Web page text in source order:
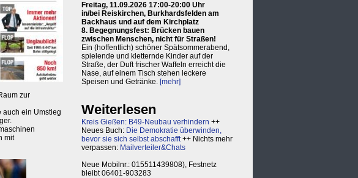
zur
auch ein Umstieg
mit
Freitag, 11.09.2026 17:00-20:00 Uhr
in/bei Reiskirchen, Burkhardsfelden am
Backhaus und auf dem Kirchplatz
8. Begegnungsfest: Brücken bauen
zwischen Menschen, nicht für Straßen!
Ein (hoffentlich) schöner Spätsommerabend,
spielende und kletternde Kinder auf der
Straße, der Duft frischer Waffeln erreicht die
Nase, auf einem Tisch stehen leckere
Speisen und Getränke. [mehr]
Weiterlesen
Kreis Gießen: B49-Neubau verhindern ++
Neues Buch: Die Demokratie überwinden,
bevor sie sich selbst abschafft++ Nichts mehr
verpassen: Mailverteiler&Chats
Neue Mobilnr.: 015511439808), Festnetz
bleibt 06401-903283